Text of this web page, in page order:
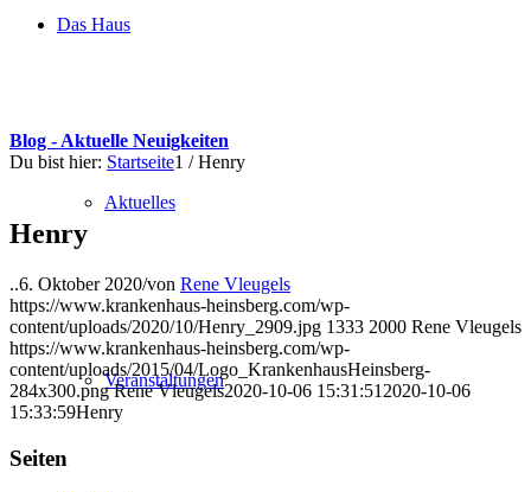
Das Haus
Aktuelles
Veranstaltungen
Blog - Aktuelle Neuigkeiten
Du bist hier: Startseite1 / Henry
Henry
..6. Oktober 2020/von Rene Vleugels
https://www.krankenhaus-heinsberg.com/wp-
content/uploads/2020/10/Henry_2909.jpg 1333 2000 Rene Vleugels
https://www.krankenhaus-heinsberg.com/wp-
content/uploads/2015/04/Logo_KrankenhausHeinsberg-
284x300.png Rene Vleugels2020-10-06 15:31:51 2020-10-06
15:33:59Henry
Seiten